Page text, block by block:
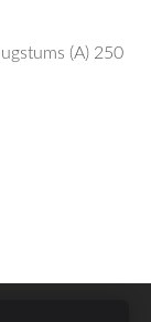
(A) 250